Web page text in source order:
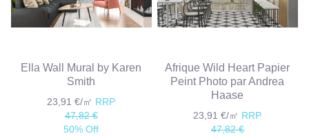
Ella Wall Mural by Karen
Smith
23,91 €/㎡ RRP
47,82 €
50% Off
Afrique Wild Heart Papier
Peint Photo par Andrea
Haase
23,91 €/㎡ RRP
47,82 €